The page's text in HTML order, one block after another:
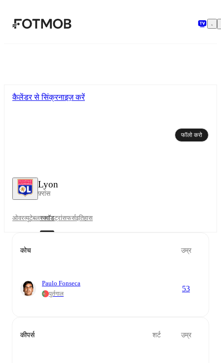
Lyon
फ़्रांस
कैलेंडर से सिंक्रनाइज़ करें
फॉलो करो
ओवरव्यूटेबलस्क्वॉडट्रांसफर्सइतिहास
कोच उम्र
Paulo Fonseca
पुर्तगाल
53
कीपर्स शर्ट उम्र